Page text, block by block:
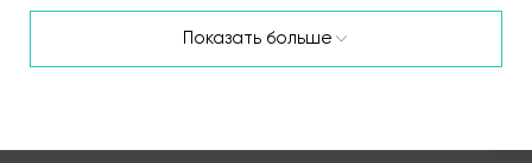
Показать больше